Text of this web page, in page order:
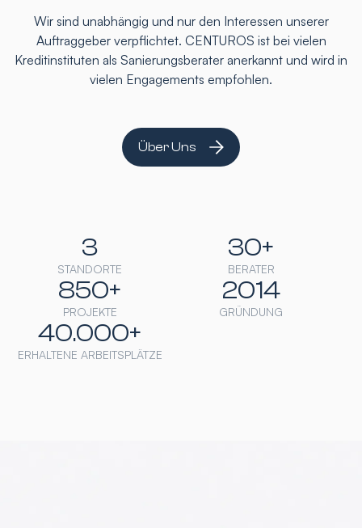
Wir sind unabhängig und nur den Interessen unserer
Auftraggeber verpflichtet. CENTUROS ist bei vielen
Kreditinstituten als Sanierungsberater anerkannt und wird in
vielen Engagements empfohlen.
Über Uns
STANDORTE
3
BERATER
30+
PROJEKTE
850+
GRÜNDUNG
2014
ERHALTENE ARBEITSPLÄTZE
40.000+